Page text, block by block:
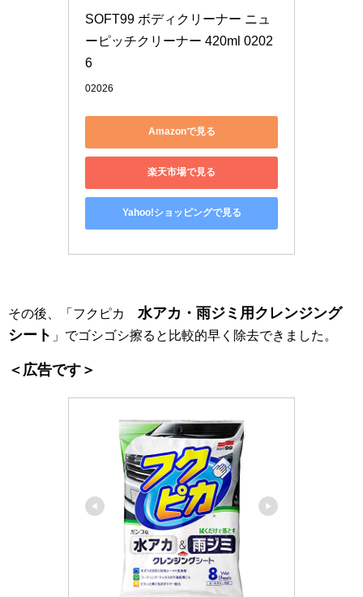
SOFT99 ボディクリーナー ニュ
ーピッチクリーナー 420ml 0202
6
02026
Amazonで見る
楽天市場で見る
Yahoo!ショッピングで見る
その後、「フクピカ 水アカ・雨ジミ用クレンジング
シート 」でゴシゴシ擦ると比較的早く除去できました。
＜広告です＞